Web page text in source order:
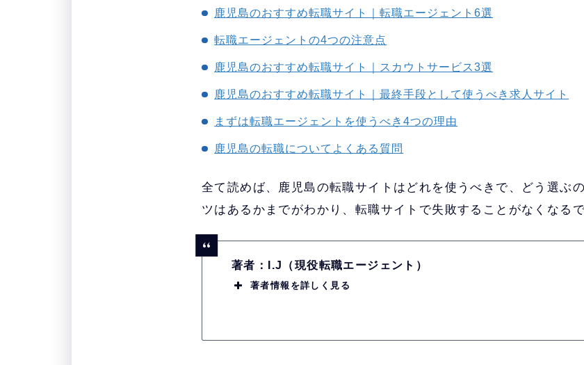
鹿児島のおすすめ転職サイト｜転職エージェント6選
転職エージェントの4つの注意点
鹿児島のおすすめ転職サイト｜スカウトサービス3選
鹿児島のおすすめ転職サイト｜最終手段として使うべき求人サイト
まずは転職エージェントを使うべき4つの理由
鹿児島の転職についてよくある質問
全て読めば、鹿児島の転職サイトはどれを使うべきで、どう選ぶ
ツはあるかまでがわかり、転職サイトで失敗することがなくなるで
著者：I.J（現役転職エージェント）
著者情報を詳しく見る